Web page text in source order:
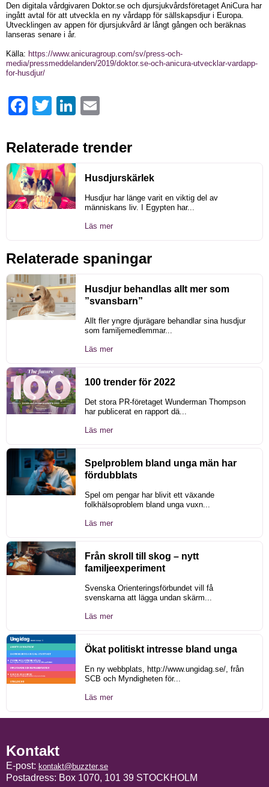
Den digitala vårdgivaren Doktor.se och djursjukvårdsföretaget AniCura har
ingått avtal för att utveckla en ny vårdapp för sällskapsdjur i Europa.
Utvecklingen av appen för djursjukvård är långt gången och beräknas
lanseras senare i år.
Källa: https://www.anicuragroup.com/sv/press-och-
media/pressmeddelanden/2019/doktor.se-och-anicura-utvecklar-vardapp-
for-husdjur/
FacebookTwitter LinkedIn
Relaterade trender
Husdjurskärlek
Husdjur har länge varit en viktig del av
människans liv. I Egypten har...
Läs mer
Relaterade spaningar
Husdjur behandlas allt mer som
”svansbarn”
Allt fler yngre djurägare behandlar sina husdjur
som familjemedlemmar...
Läs mer
100 trender för 2022
Det stora PR-företaget Wunderman Thompson
har publicerat en rapport dä...
Läs mer
Spelproblem bland unga män har
fördubblats
Spel om pengar har blivit ett växande
folkhälsoproblem bland unga vuxn...
Läs mer
Från skroll till skog – nytt
familjeexperiment
Svenska Orienteringsförbundet vill få
svenskarna att lägga undan skärm...
Läs mer
Ökat politiskt intresse bland unga
En ny webbplats, http://www.ungidag.se/, från
SCB och Myndigheten för...
Läs mer
Kontakt
E-post: kontakt@buzzter.se
Postadress: Box 1070, 101 39 STOCKHOLM